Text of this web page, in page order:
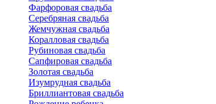
Фарфоровая свадьба
Серебряная свадьба
Жемчужная свадьба
Коралловая свадьба
Рубиновая свадьба
Сапфировая свадьба
Золотая свадьба
Изумрудная свадьба
Бриллиантовая свадьба